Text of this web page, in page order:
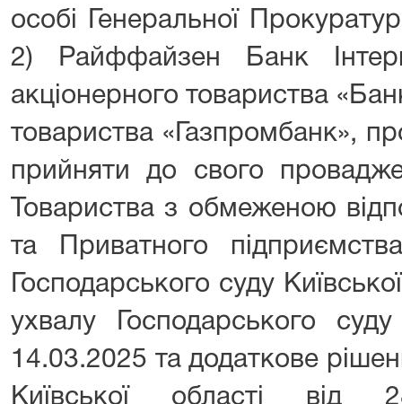
особі Генеральної
2) Райффайзен Банк
акціонерного товариства
товариства «Газпромбанк»,
прийняти до свого
Товариства з обмеженою
та Приватного
Господарського суду
ухвалу Господарського суду
14.03.2025 та додаткове
Київської області від